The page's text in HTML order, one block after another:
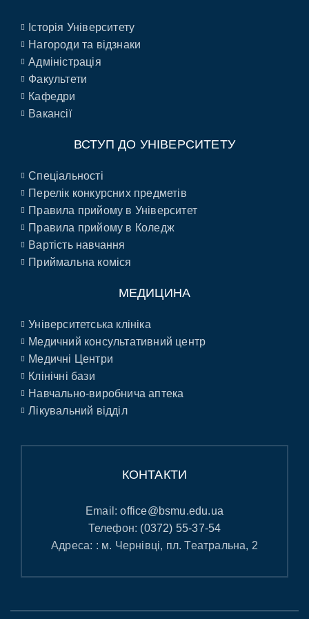
Історія Університету
Нагороди та відзнаки
Адміністрація
Факультети
Кафедри
Вакансії
ВСТУП ДО УНІВЕРСИТЕТУ
Спеціальності
Перелік конкурсних предметів
Правила прийому в Університет
Правила прийому в Коледж
Вартість навчання
Приймальна коміся
МЕДИЦИНА
Університетська клініка
Медичний консультативний центр
Медичні Центри
Клінічні бази
Навчально-виробнича аптека
Лікувальний відділ
КОНТАКТИ
Email:office@bsmu.edu.ua
Телефон: (0372) 55-37-54
Адреса: : м. Чернівці, пл. Театральна, 2